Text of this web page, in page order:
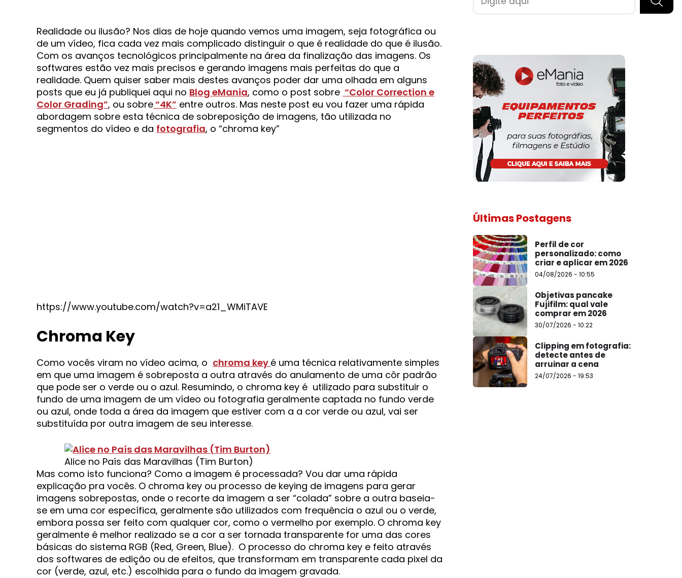
Realidade ou ilusão? Nos dias de hoje quando vemos uma imagem, seja fotográfica ou
de um vídeo, fica cada vez mais complicado distinguir o que é realidade do que é ilusão.
Com os avanços tecnológicos principalmente na área da finalização das imagens. Os
softwares estão vez mais precisos e gerando imagens mais perfeitas do que a
realidade. Quem quiser saber mais destes avanços poder dar uma olhada em alguns
posts que eu já publiquei aqui no Blog eMania, como o post sobre “Color Correction e
Color Grading”, ou sobre“4K” entre outros. Mas neste post eu vou fazer uma rápida
abordagem sobre esta técnica de sobreposição de imagens, tão utilizada no
segmentos do vídeo e da fotografia, o “chroma key”
https://www.youtube.com/watch?v=a21_WMiTAVE
Chroma Key
Como vocês viram no vídeo acima, o chroma key é uma técnica relativamente simples
em que uma imagem é sobreposta a outra através do anulamento de uma côr padrão
que pode ser o verde ou o azul. Resumindo, o chroma key é utilizado para substituir o
fundo de uma imagem de um vídeo ou fotografia geralmente captada no fundo verde
ou azul, onde toda a área da imagem que estiver com a a cor verde ou azul, vai ser
substituída por outra imagem de seu interesse.
Alice no País das Maravilhas (Tim Burton)
Mas como isto funciona? Como a imagem é processada? Vou dar uma rápida
explicação pra vocês. O chroma key ou processo de keying de imagens para gerar
imagens sobrepostas, onde o recorte da imagem a ser “colada” sobre a outra baseia-
se em uma cor específica, geralmente são utilizados com frequência o azul ou o verde,
embora possa ser feito com qualquer cor, como o vermelho por exemplo. O chroma key
geralmente é melhor realizado se a cor a ser tornada transparente for uma das cores
básicas do sistema RGB (Red, Green, Blue). O processo do chroma key e feito através
dos softwares de edição ou de efeitos, que transformam em transparente cada pixel da
cor (verde, azul, etc.) escolhida para o fundo da imagem gravada.
Últimas Postagens
Perfil de cor
personalizado: como
criar e aplicar em 2026
04/08/2026 - 10:55
Objetivas pancake
Fujifilm: qual vale
comprar em 2026
30/07/2026 - 10:22
Clipping em fotografia:
detecte antes de
arruinar a cena
24/07/2026 - 19:53